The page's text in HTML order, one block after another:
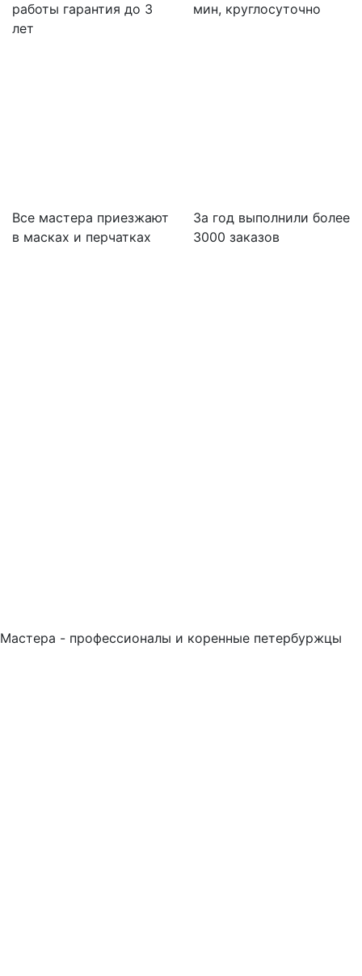
работы гарантия до 3
лет
мин, круглосуточно
Все мастера приезжают
в масках и перчатках
За год выполнили более
3000 заказов
Мастера - профессионалы и коренные петербуржцы